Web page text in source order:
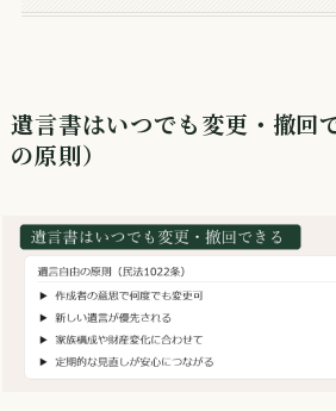
遺言書はいつでも変更・撤回
の原則）